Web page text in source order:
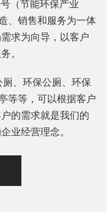
（节能环保产业
、销售和服务为一体
求为向导，以客户
。
、环保公厕、环保
等等，可以根据客户
的需求就是我们的
业经营理念。